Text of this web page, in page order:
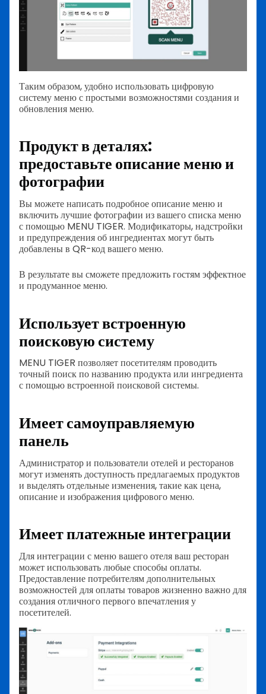
Таким образом, удобно использовать цифровую
систему меню с простыми возможностями создания и
обновления меню.
Продукт в деталях:
предоставьте описание меню и
фотографии
Вы можете написать подробное описание меню и
включить лучшие фотографии из вашего списка меню
с помощью MENU TIGER. Модификаторы, надстройки
и предупреждения об ингредиентах могут быть
добавлены в QR-код вашего меню.
В результате вы сможете предложить гостям эффектное
и продуманное меню.
Использует встроенную
поисковую систему
MENU TIGER позволяет посетителям проводить
точный поиск по названию продукта или ингредиента
с помощью встроенной поисковой системы.
Имеет самоуправляемую
панель
Администратор и пользователи отелей и ресторанов
могут изменять доступность предлагаемых продуктов
и выделять отдельные изменения, такие как цена,
описание и изображения цифрового меню.
Имеет платежные интеграции
Для интеграции с меню вашего отеля ваш ресторан
может использовать любые способы оплаты.
Предоставление потребителям дополнительных
возможностей для оплаты товаров жизненно важно для
создания отличного первого впечатления у
посетителей.